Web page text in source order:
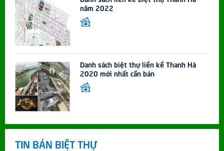
năm 2022
Danh sách biệt thự liền kề Thanh Hà
2020 mới nhất cần bán
TIN BÁN BIỆT THỰ